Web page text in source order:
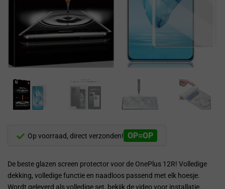
Op voorraad, direct verzonden! OP=OP
De beste glazen screen protector voor de OnePlus 12R! Volledige
dekking, volledige functie en naadloos passend met elk hoesje.